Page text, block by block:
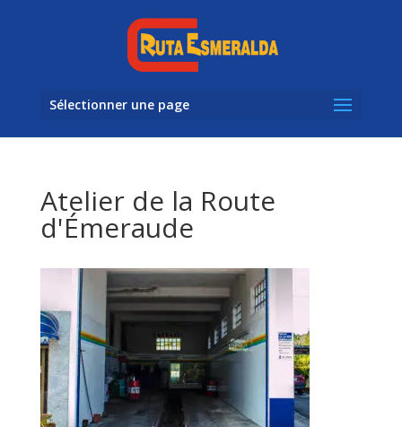
Sélectionner une page
Atelier de la Route
d'Émeraude